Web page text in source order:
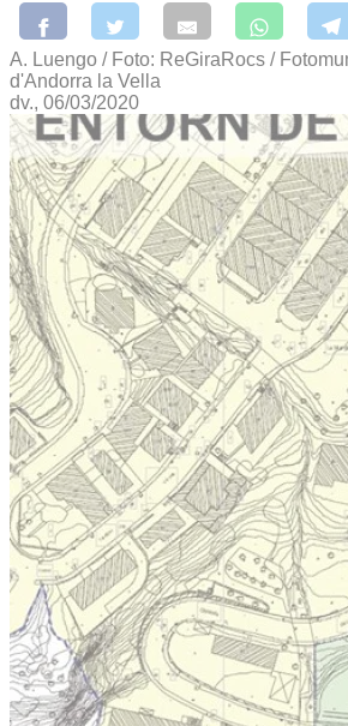
A. Luengo / Foto: ReGiraRocs /
d'Andorra la Vella
dv., 06/03/2020